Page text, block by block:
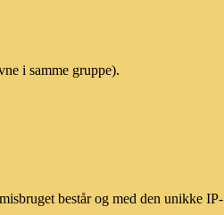
i samme gruppe).
består og med den unikke IP-